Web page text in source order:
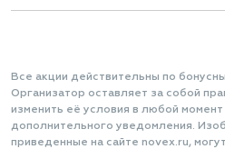
Все акции действительны по
Организатор оставляет за собой
изменить её условия в любой
дополнительного уведомления.
приведенные на сайте novex.ru,